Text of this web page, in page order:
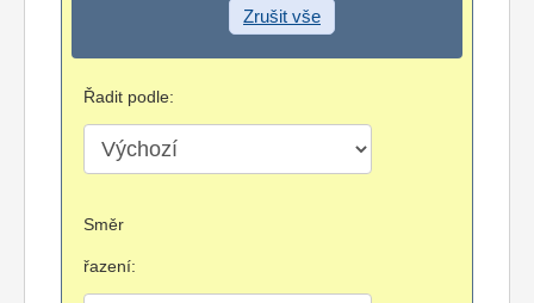
Zrušit vše
Řadit podle:
Směr
řazení: